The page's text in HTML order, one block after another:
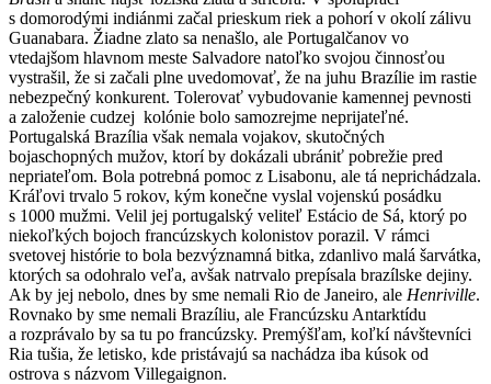
s domorodými indiánmi začal prieskum riek a pohorí v okolí zálivu
Guanabara. Žiadne zlato sa nenašlo, ale Portugalčanov vo
vtedajšom hlavnom meste Salvadore natoľko svojou činnosťou
vystrašil, že si začali plne uvedomovať, že na juhu Brazílie im rastie
nebezpečný konkurent. Tolerovať vybudovanie kamennej pevnosti
a založenie cudzej kolónie bolo samozrejme neprijateľné.
Portugalská Brazília však nemala vojakov, skutočných
bojaschopných mužov, ktorí by dokázali ubrániť pobrežie pred
nepriateľom. Bola potrebná pomoc z Lisabonu, ale tá neprichádzala.
Kráľovi trvalo 5 rokov, kým konečne vyslal vojenskú posádku
s 1000 mužmi. Velil jej portugalský veliteľ Estácio de Sá, ktorý po
niekoľkých bojoch francúzskych kolonistov porazil. V rámci
svetovej histórie to bola bezvýznamná bitka, zdanlivo malá šarvátka,
ktorých sa odohralo veľa, avšak natrvalo prepísala brazílske dejiny.
Ak by jej nebolo, dnes by sme nemali Rio de Janeiro, ale Henriville.
Rovnako by sme nemali Brazíliu, ale Francúzsku Antarktídu
a rozprávalo by sa tu po francúzsky. Premýšľam, koľkí návštevníci
Ria tušia, že letisko, kde pristávajú sa nachádza iba kúsok od
ostrova s názvom Villegaignon.